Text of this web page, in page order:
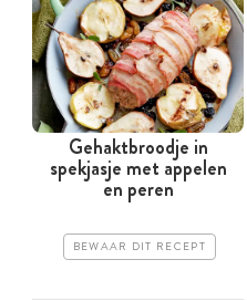
Gehaktbroodje in
spekjasje met appelen
en peren
BEWAAR DIT RECEPT